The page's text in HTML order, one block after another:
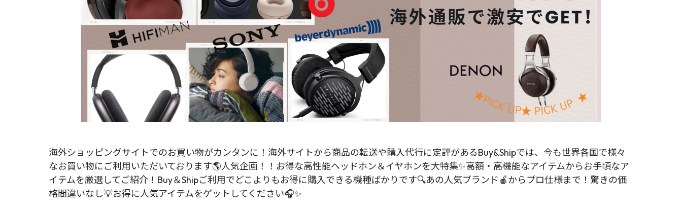
海外ショッピングサイトでのお買い物がカンタンに！海外サイトから商品の転送や購入代行に定評があるBuy&Shipでは、今も世界各国で様々
なお買い物にご利用いただいております🌎人気企画！！お得な高性能ヘッドホン＆イヤホンを大特集✨高額・高機能なアイテムからお手頃なア
イテムを厳選してご紹介！Buy＆Shipご利用でどこよりもお得に購入できる機種ばかりです🔍あの人気ブランド🍎からプロ仕様まで！驚きの価
格間違いなし💡お得に人気アイテムをゲットしてください🎧✨